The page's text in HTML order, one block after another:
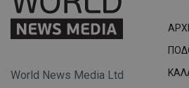
World News Media Ltd